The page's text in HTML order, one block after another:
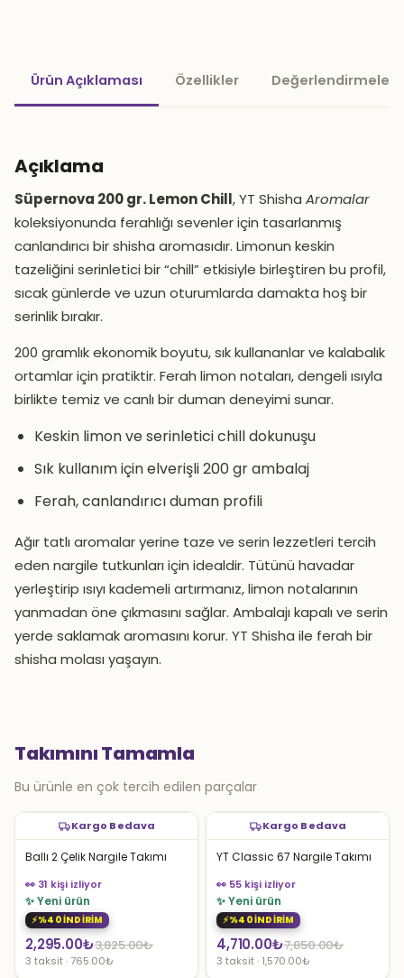
Ürün Açıklaması Özellikler Değerlendirmeler
Açıklama
Süpernova 200 gr. Lemon Chill, YT Shisha Aromalar
koleksiyonunda ferahlığı sevenler için tasarlanmış
canlandırıcı bir shisha aromasıdır. Limonun keskin
tazeliğini serinletici bir “chill” etkisiyle birleştiren bu profil,
sıcak günlerde ve uzun oturumlarda damakta hoş bir
serinlik bırakır.
200 gramlık ekonomik boyutu, sık kullananlar ve kalabalık
ortamlar için pratiktir. Ferah limon notaları, dengeli ısıyla
birlikte temiz ve canlı bir duman deneyimi sunar.
Keskin limon ve serinletici chill dokunuşu
Sık kullanım için elverişli 200 gr ambalaj
Ferah, canlandırıcı duman profili
Ağır tatlı aromalar yerine taze ve serin lezzetleri tercih
eden nargile tutkunları için idealdir. Tütünü havadar
yerleştirip ısıyı kademeli artırmanız, limon notalarının
yanmadan öne çıkmasını sağlar. Ambalajı kapalı ve serin
yerde saklamak aromasını korur. YT Shisha ile ferah bir
shisha molası yaşayın.
Takımını Tamamla
Bu ürünle en çok tercih edilen parçalar
Kargo Bedava
Ballı 2 Çelik Nargile Takımı
👀 31 kişi izliyor
✨ Yeni ürün
%40 İNDİRİM
3,825.00₺
Orijinal
fiyat:
2,295.00₺
Şu
andaki
3 taksit · 765.00₺
Kargo Bedava
YT Classic 67 Nargile Takımı
👀 55 kişi izliyor
✨ Yeni ürün
%40 İNDİRİM
7,850.00₺
Orijinal
fiyat:
4,710.00₺
Şu
andaki
3 taksit · 1,570.00₺